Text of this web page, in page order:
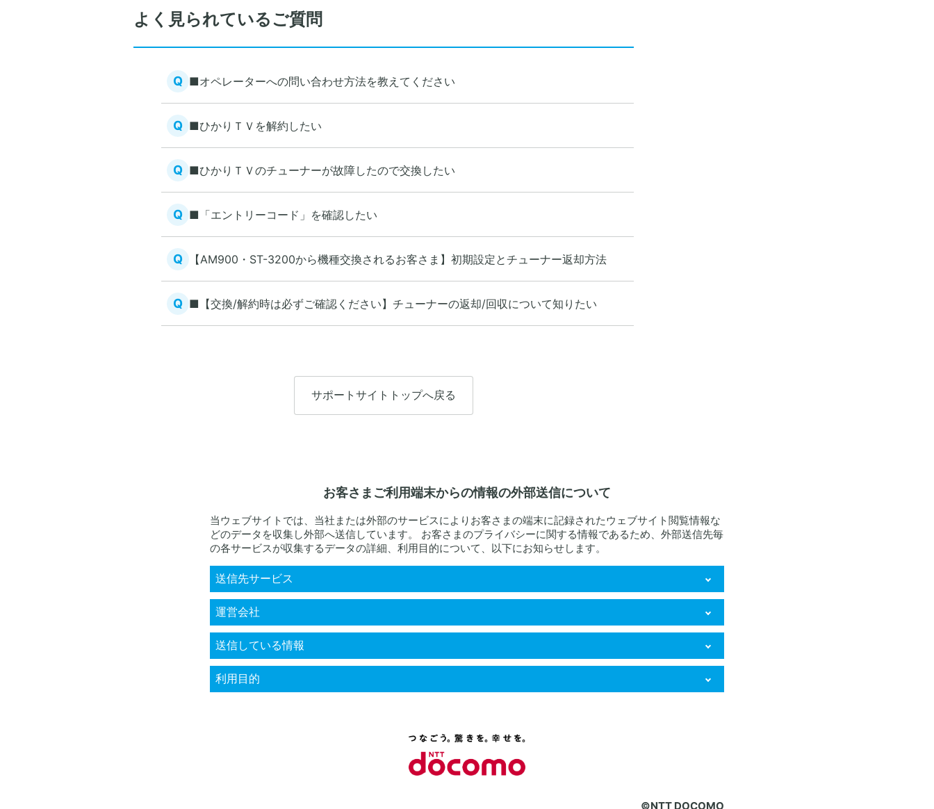
よく見られているご質問
Q ■オペレーターへの問い合わせ方法を教えてください
Q ■ひかりＴＶを解約したい
Q ■ひかりＴＶのチューナーが故障したので交換したい
Q ■「エントリーコード」を確認したい
Q 【AM900・ST-3200から機種交換されるお客さま】初期設定とチューナー返却方法
Q ■【交換/解約時は必ずご確認ください】チューナーの返却/回収について知りたい
サポートサイトトップへ戻る
お客さまご利用端末からの情報の外部送信について
当ウェブサイトでは、当社または外部のサービスによりお客さまの端末に記録されたウェブサイト閲覧情報な
どのデータを収集し外部へ送信しています。 お客さまのプライバシーに関する情報であるため、外部送信先毎
の各サービスが収集するデータの詳細、利用目的について、以下にお知らせします。
送信先サービス
KARTE RightSupport
運営会社
株式会社プレイド
送信している情報
お客様個人に関するデータ
（クッキー、IPアドレス情報、ウェブサイトの閲覧履歴及び行動履歴、ウェブサイトにおける購
利用目的
・問い合わせ内容の正確な把握及び回答、情報の送付等の連絡
・システム上の問題の原因の特定その他の当社ウェブサイト等の改善のために必要なデータの閲
©NTT DOCOMO